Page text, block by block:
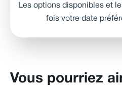
Les options disponibles et
fois votre date
Vous pourriez